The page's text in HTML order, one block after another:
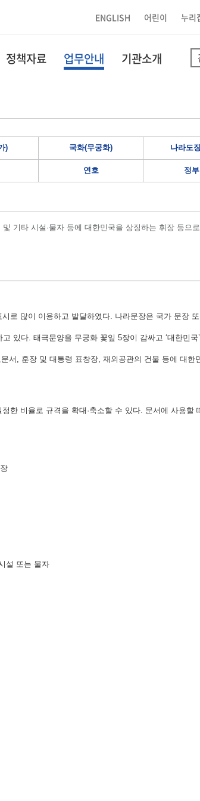
ENGLISH 어린이 누리
정책자료 업무안내 기관소개
) 국화(무궁화) 나라도
연호 정부
기타 시설·물자 등에 대한민국을 상징하는 휘장 등으
로 많이 이용하고 발달하였다. 나라문장은 국가 문장
있다. 태극문양을 무궁화 꽃잎 5장이 감싸고 ‘대한민국
서, 훈장 및 대통령 표창장, 재외공관의 건물 등에 대한
한 비율로 규격을 확대·축소할 수 있다. 문서에 사용할
설 또는 물자